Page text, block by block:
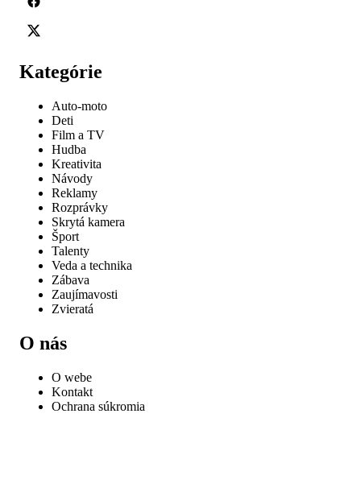
Kategórie
Auto-moto
Deti
Film a TV
Hudba
Kreativita
Návody
Reklamy
Rozprávky
Skrytá kamera
Šport
Talenty
Veda a technika
Zábava
Zaujímavosti
Zvieratá
O nás
O webe
Kontakt
Ochrana súkromia